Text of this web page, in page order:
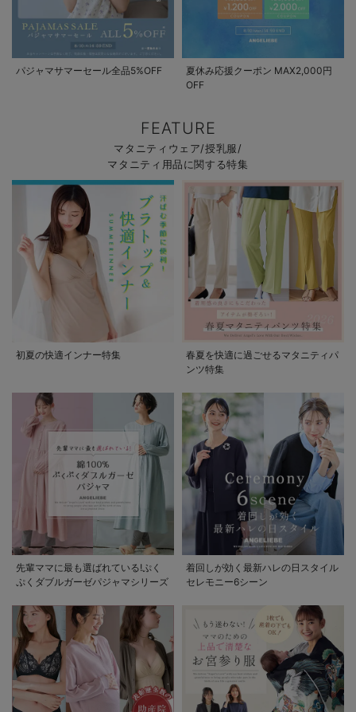
パジャマサマーセール全品5%OFF
夏休み応援クーポン MAX2,000円
OFF
FEATURE
マタニティウェア/授乳服/
マタニティ用品に関する特集
初夏の快適インナー特集
春夏を快適に過ごせるマタニティパ
ンツ特集
先輩ママに最も選ばれている!ぷく
ぷくダブルガーゼパジャマシリーズ
着回しが効く最新ハレの日スタイル
セレモニー6シーン